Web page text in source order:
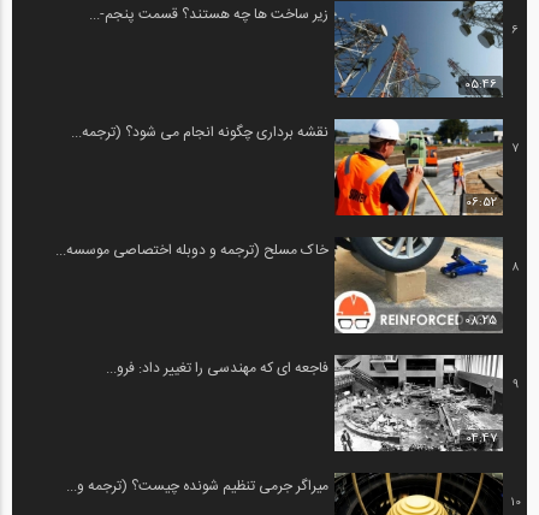
6
05:46
زیر ساخت ها چه هستند؟ قسمت پنجم-...
7
06:52
نقشه برداری چگونه انجام می شود؟ (ترجمه...
8
08:25
خاک مسلح (ترجمه و دوبله اختصاصی موسسه...
9
04:47
فاجعه ای که مهندسی را تغییر داد: فرو...
10
میراگر جرمی تنظیم شونده چیست؟ (ترجمه و...